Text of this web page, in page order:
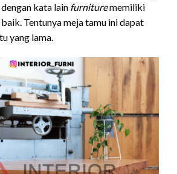
kata lain furniturememiliki
Tentunya meja tamu ini dapat
yang lama.